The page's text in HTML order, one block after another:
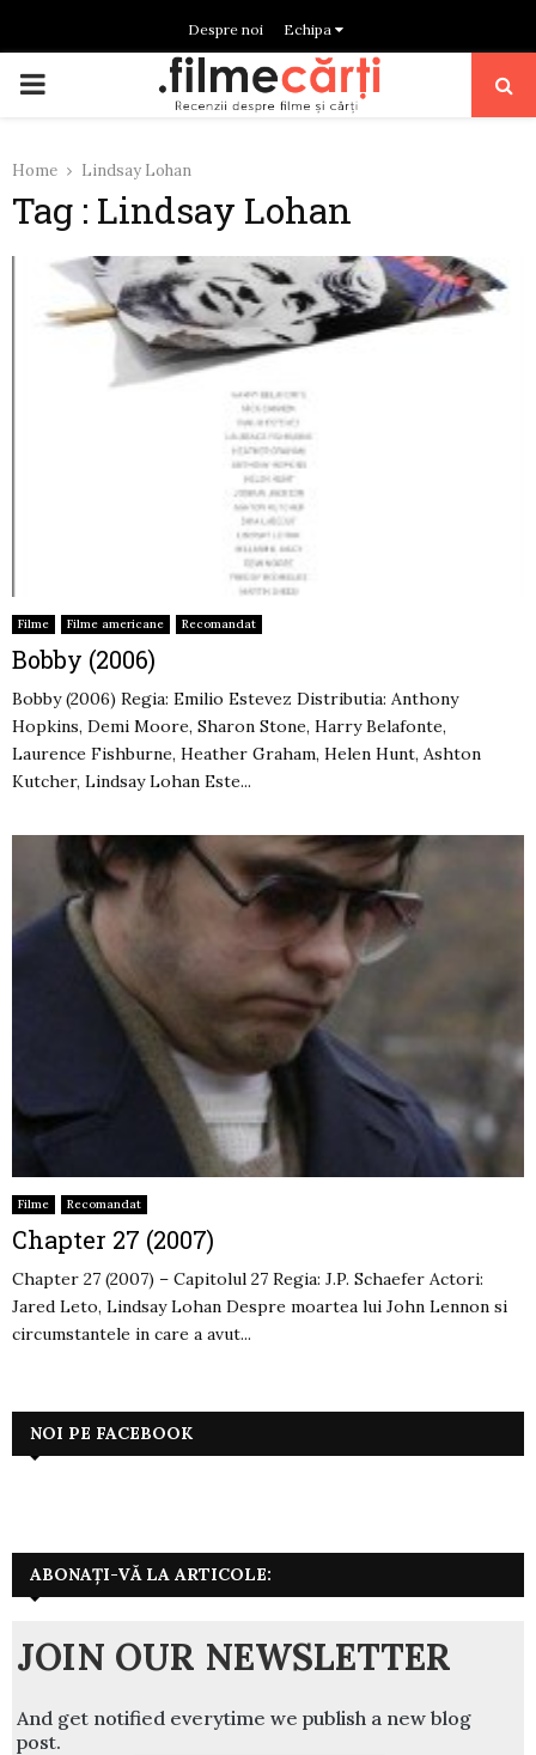
Despre noi Echipa
PRIMARY
Home Lindsay Lohan
Tag : Lindsay Lohan
Filme Filme americane Recomandat
Bobby (2006)
Bobby (2006) Regia: Emilio Estevez Distributia: Anthony
Hopkins, Demi Moore, Sharon Stone, Harry Belafonte,
Laurence Fishburne, Heather Graham, Helen Hunt, Ashton
Kutcher, Lindsay Lohan Este...
Filme Recomandat
Chapter 27 (2007)
Chapter 27 (2007) – Capitolul 27 Regia: J.P. Schaefer Actori:
Jared Leto, Lindsay Lohan Despre moartea lui John Lennon si
circumstantele in care a avut...
NOI PE FACEBOOK
ABONAȚI-VĂ LA ARTICOLE:
JOIN OUR NEWSLETTER
And get notified everytime we publish a new blog
post.